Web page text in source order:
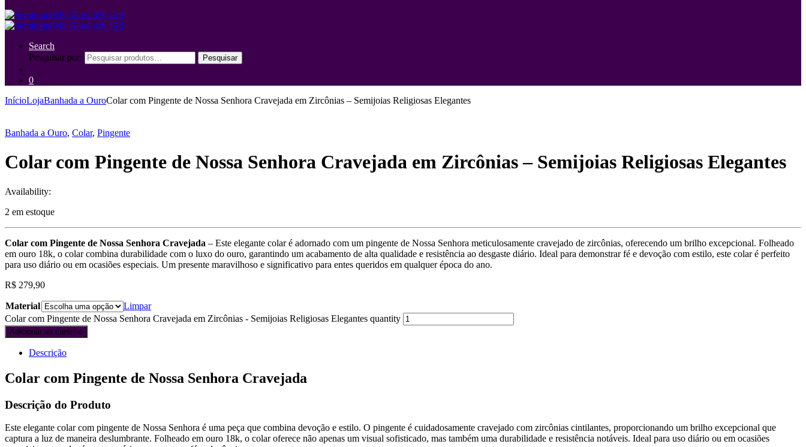
Search
Pesquisar por:
Pesquisar
0
InícioLojaBanhada a OuroColar com Pingente de Nossa Senhora Cravejada em Zircônias – Semijoias Religiosas Elegantes
Banhada a Ouro, Colar, Pingente
Colar com Pingente de Nossa Senhora Cravejada em Zircônias – Semijoias Religiosas Elegantes
Availability:
2 em estoque
Colar com Pingente de Nossa Senhora Cravejada – Este elegante colar é adornado com um pingente de Nossa Senhora meticulosamente cravejado de zircônias, oferecendo um brilho excepcional. Folheado
em ouro 18k, o colar combina durabilidade com o luxo do ouro, garantindo um acabamento de alta qualidade e resistência ao desgaste diário. Ideal para demonstrar fé e devoção com estilo, este colar é perfeito
para uso diário ou em ocasiões especiais. Um presente maravilhoso e significativo para entes queridos em qualquer época do ano.
R$ 279,90
Material
Limpar
Colar com Pingente de Nossa Senhora Cravejada em Zircônias - Semijoias Religiosas Elegantes quantity
Adicionar ao carrinho
Descrição
Colar com Pingente de Nossa Senhora Cravejada
Descrição do Produto
Este elegante colar com pingente de Nossa Senhora é uma peça que combina devoção e estilo. O pingente é cuidadosamente cravejado com zircônias cintilantes, proporcionando um brilho excepcional que
captura a luz de maneira deslumbrante. Folheado em ouro 18k, o colar oferece não apenas um visual sofisticado, mas também uma durabilidade e resistência notáveis. Ideal para uso diário ou em ocasiões